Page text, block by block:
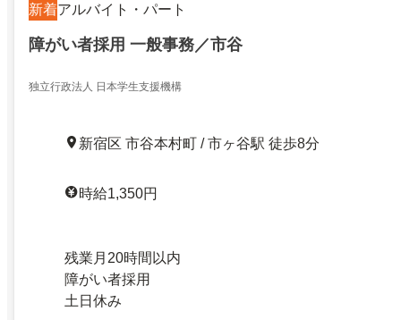
新着アルバイト・パート
障がい者採用 一般事務／市谷
独立行政法人 日本学生支援機構
新宿区 市谷本村町 / 市ヶ谷駅 徒歩8分
時給1,350円
残業月20時間以内
障がい者採用
土日休み